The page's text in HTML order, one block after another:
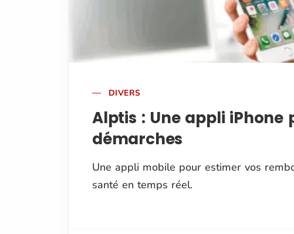
DIVERS
Alptis : Une appli iPhone
démarches
Une appli mobile pour estimer vos
santé en temps réel.